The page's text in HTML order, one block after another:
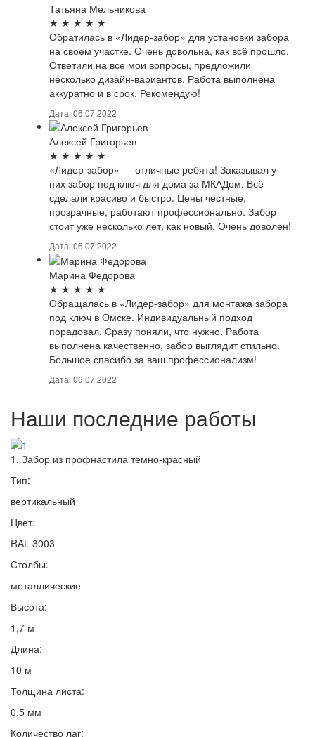
Татьяна Мельникова
★ ★ ★ ★ ★
Обратилась в «Лидер-забор» для установки забора
на своем участке. Очень довольна, как всё прошло.
Ответили на все мои вопросы, предложили
несколько дизайн-вариантов. Работа выполнена
аккуратно и в срок. Рекомендую!
Дата: 06.07.2022
Алексей Григорьев
★ ★ ★ ★ ★
«Лидер-забор» — отличные ребята! Заказывал у
них забор под ключ для дома за МКАДом. Всё
сделали красиво и быстро. Цены честные,
прозрачные, работают профессионально. Забор
стоит уже несколько лет, как новый. Очень доволен!
Дата: 06.07.2022
Марина Федорова
★ ★ ★ ★ ★
Обращалась в «Лидер-забор» для монтажа забора
под ключ в Омске. Индивидуальный подход
порадовал. Сразу поняли, что нужно. Работа
выполнена качественно, забор выглядит стильно.
Большое спасибо за ваш профессионализм!
Дата: 06.07.2022
Наши последние работы
1. Забор из профнастила темно-красный
Тип:
вертикальный
Цвет:
RAL 3003
Столбы:
металлические
Высота:
1,7 м
Длина:
10 м
Толщина листа:
0,5 мм
Количество лаг: